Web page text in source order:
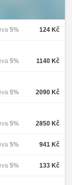
124 Kč
5%
1140 Kč
5%
2090 Kč
5%
2850 Kč
5%
941 Kč
5%
133 Kč
5%